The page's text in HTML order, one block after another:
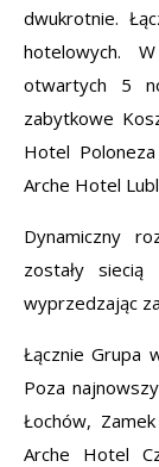
dwukrotnie.
hotelowych.
otwartych 5
zabytkowe
Hotel
Arche Hotel
Dynamiczny
zostały
wyprzedzając
Łącznie Grupa
Poza
Łochów,
Arche Hotel